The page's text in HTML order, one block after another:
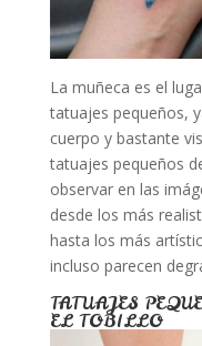
La muñeca es el
tatuajes pequeños,
cuerpo y bastante
tatuajes pequeños
observar en las
desde los más
hasta los más
incluso parecen
TATUAJES
EL TOBILLO